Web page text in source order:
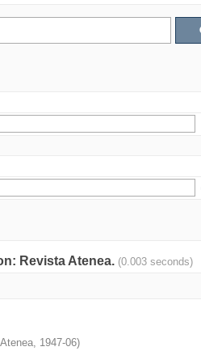
Revista Atenea. (0.003 seconds)
, 1947-06)